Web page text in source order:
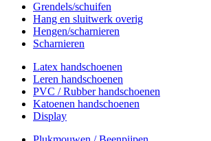
Grendels/schuifen
Hang en sluitwerk overig
Hengen/scharnieren
Scharnieren
Latex handschoenen
Leren handschoenen
PVC / Rubber handschoenen
Katoenen handschoenen
Display